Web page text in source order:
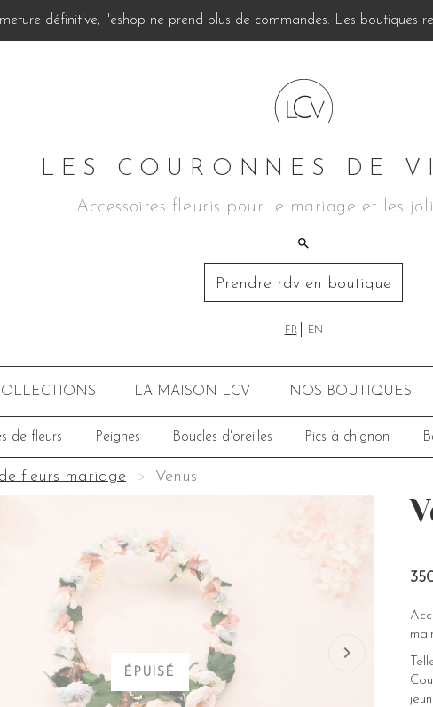
définitive, l'eshop ne prend plus de commandes. Les boutiques
LES COURONNES DE
Accessoires fleuris pour le mariage et les
Prendre rdv en boutique
FR EN
LA MAISON LCV NOS BOUTIQUES
de fleurs Peignes Boucles d'oreilles Pics à chignon
fleurs mariage Venus
ÉPUISÉ